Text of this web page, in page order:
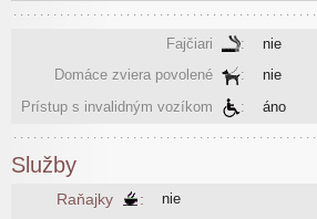
Fajčiari :
nie
Domáce zviera povolené
:
nie
Prístup s invalidným vozíkom
: áno
Služby
Raňajky : nie